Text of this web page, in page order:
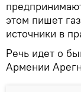
этом пишет
источники в
Речь идет о
Армении